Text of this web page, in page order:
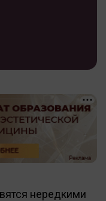
нередкими